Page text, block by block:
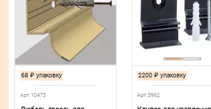
68 ₽ упаковку
Арт.10473
2200 ₽ упаковку
Арт.3962